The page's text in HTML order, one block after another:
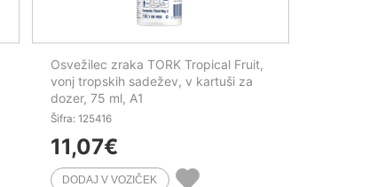
Osvežilec zraka TORK Tropical Fruit,
vonj tropskih sadežev, v kartuši za
dozer, 75 ml, A1
Šifra: 125416
11,07€